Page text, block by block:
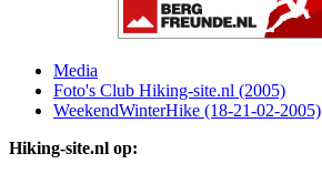
Media
Foto's Club Hiking-site.nl (2005)
WeekendWinterHike (18-21-02-2005)
Hiking-site.nl op: